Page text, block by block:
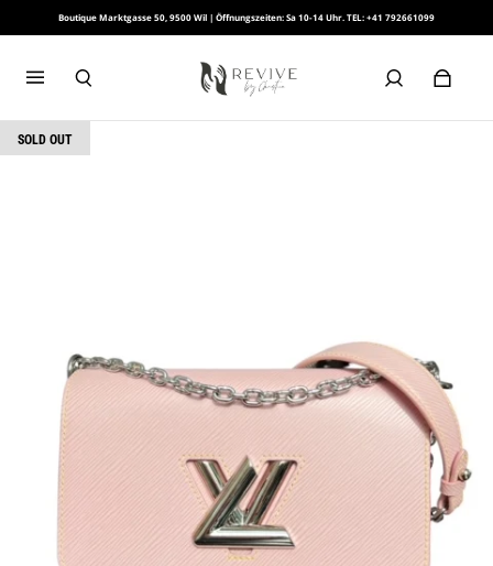
Boutique Marktgasse 50, 9500 Wil | Öffnungszeiten: Sa 10-14 Uhr. TEL: +41 792661099
SOLD OUT